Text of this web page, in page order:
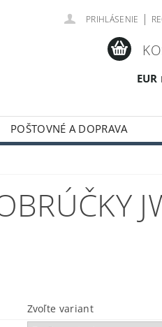
PRIHLÁSENIE |
EUR
POŠTOVNÉ A DOPRAVA
Zvoľte variant